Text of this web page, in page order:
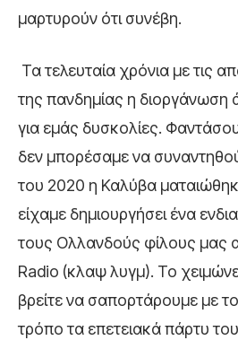
μαρτυρούν ότι συνέβη.
Τα τελευταία χρόνια με τις
της πανδημίας η διοργάνωση
για εμάς δυσκολίες.
δεν μπορέσαμε να
του 2020 η Καλύβα
είχαμε δημιουργήσει ένα
τους Ολλανδούς φίλους μας
Radio (κλαψ λυγμ). Το
βρείτε να σαπορτάρουμε με
τρόπο τα επετειακά πάρτυ